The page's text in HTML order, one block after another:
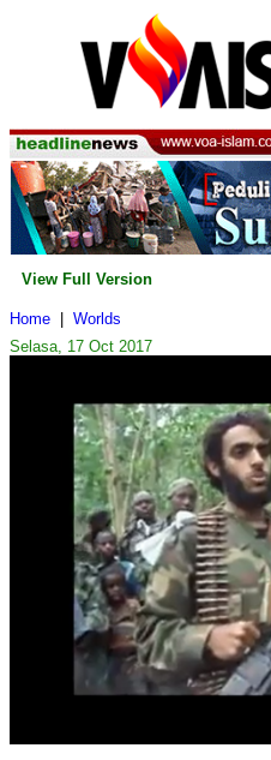
View Full Version
Home
Worlds
Selasa, 17 Oct 2017